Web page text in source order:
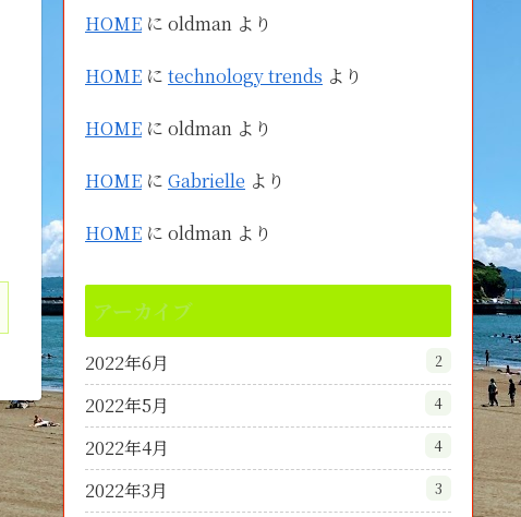
HOME に oldman より
HOME に technology trends より
HOME に oldman より
HOME に Gabrielle より
HOME に oldman より
アーカイブ
2022年6月 2
2022年5月 4
2022年4月 4
2022年3月 3